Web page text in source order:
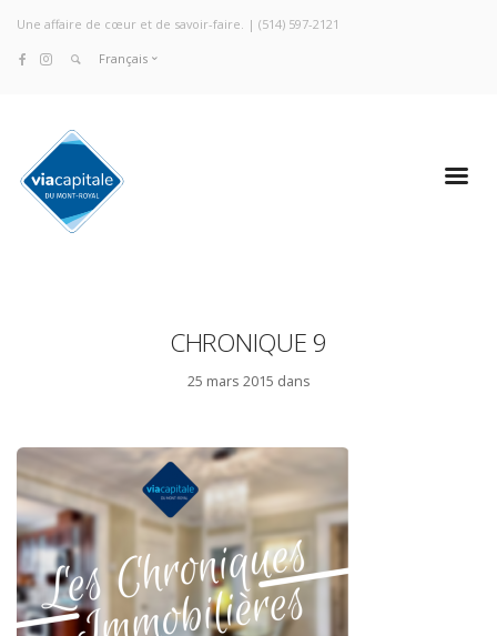
Une affaire de cœur et de savoir-faire. | (514) 597-2121
Français
CHRONIQUE 9
25 mars 2015 dans